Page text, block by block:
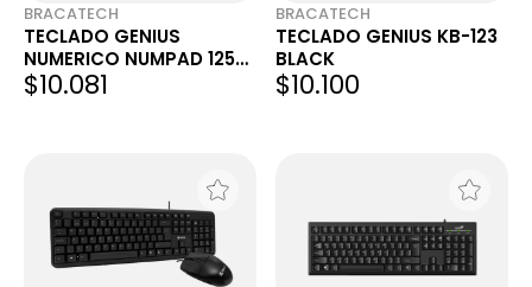
BRACATECH
TECLADO GENIUS
NUMERICO NUMPAD 125
USB-C BLACK
$10.081
BRACATECH
TECLADO GENIUS KB-123
BLACK
$10.100